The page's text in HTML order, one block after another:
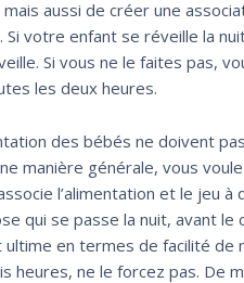
aussi de créer une
votre enfant se réveille la
Si vous ne le faites pas,
les deux heures.
des bébés ne doivent
manière générale, vous
l’alimentation et le jeu à
qui se passe la nuit, avant le
en termes de facilité de
ne le forcez pas. De